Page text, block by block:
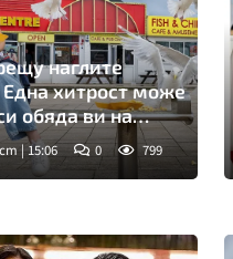
наглите
хитрост може
обяда ви на
| 15:06 0 799